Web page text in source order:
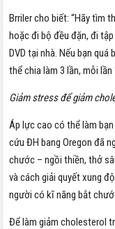
Brriler cho biết: “Hãy tìm
hoặc đi bộ đều đặn, đi
DVD tại nhà. Nếu bạn
thể chia làm 3 lần, mỗi lần
Giảm stress để giảm
Áp lực cao có thể làm
cứu ĐH bang Oregon đã
chước – ngồi thiền, thở
và cách giải quyết xung
người có kĩ năng bắt
Để làm giảm cholesterol